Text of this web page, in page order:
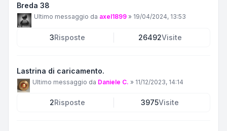
Breda 38
Ultimo messaggio da axel1899 » 19/04/2024, 13:53
3Risposte 26492Visite
Lastrina di caricamento.
Ultimo messaggio da Daniele C. » 11/12/2023, 14:14
2Risposte 3975Visite